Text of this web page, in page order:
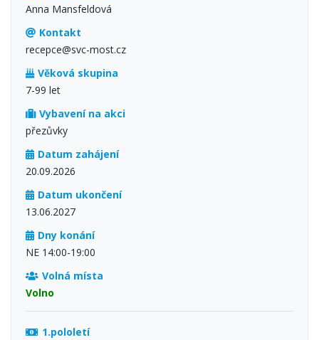
Anna Mansfeldová
Kontakt
recepce@svc-most.cz
Věková skupina
7-99 let
Vybavení na akci
přezůvky
Datum zahájení
20.09.2026
Datum ukončení
13.06.2027
Dny konání
NE 14:00-19:00
Volná místa
Volno
1.pololetí